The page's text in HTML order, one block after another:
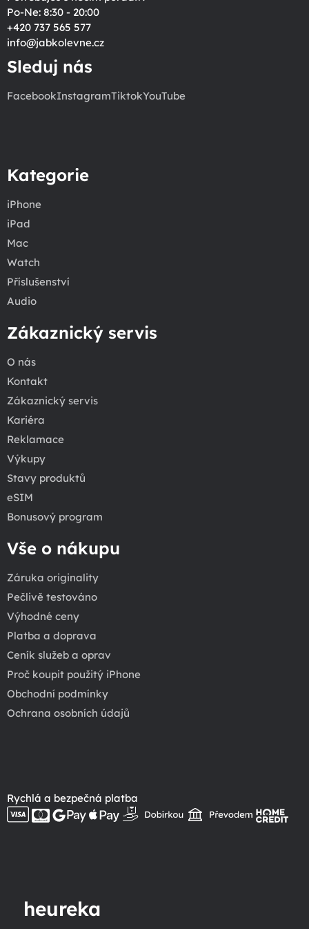
Po-Ne: 8:30 - 20:00
+420 737 565 577
info@jabkolevne.cz
Sleduj nás
FacebookInstagramTiktokYouTube
Kategorie
iPhone
iPad
Mac
Watch
Příslušenství
Audio
Zákaznický servis
O nás
Kontakt
Zákaznický servis
Kariéra
Reklamace
Výkupy
Stavy produktů
eSIM
Bonusový program
Vše o nákupu
Záruka originality
Pečlivě testováno
Výhodné ceny
Platba a doprava
Ceník služeb a oprav
Proč koupit použitý iPhone
Obchodní podmínky
Ochrana osobních údajů
Rychlá a bezpečná platba
heureka